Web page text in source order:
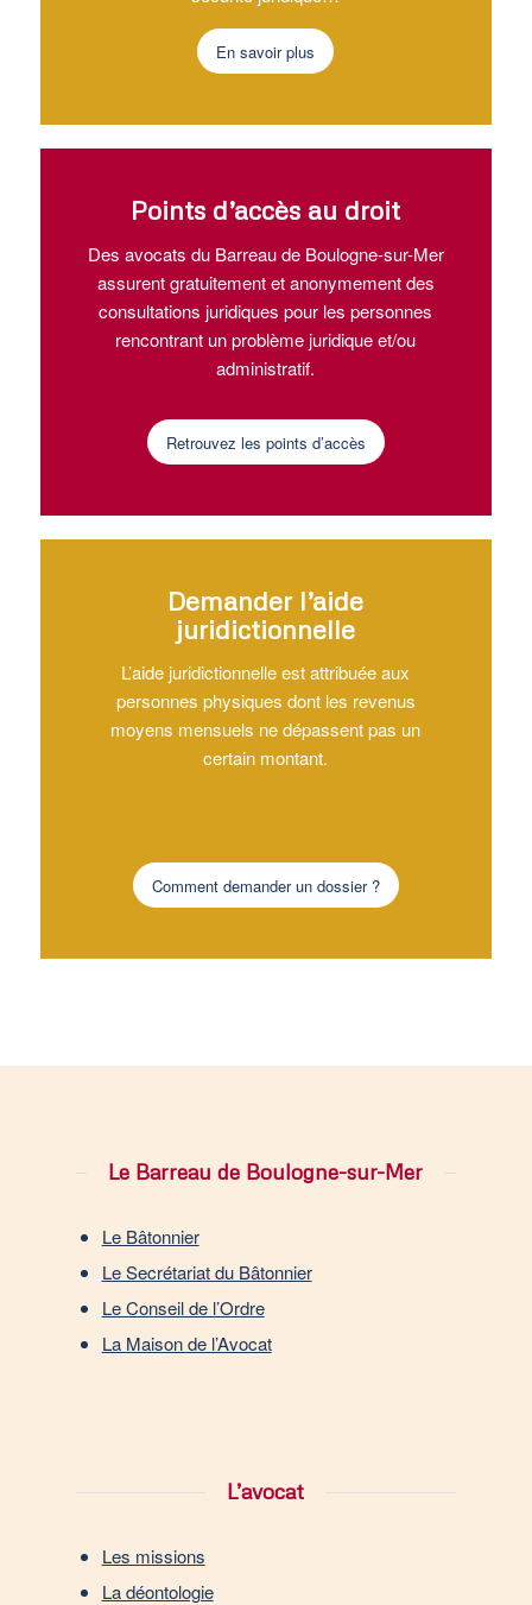
En savoir plus
Points d’accès au droit
Des avocats du Barreau de Boulogne-sur-Mer
assurent gratuitement et anonymement des
consultations juridiques pour les personnes
rencontrant un problème juridique et/ou
administratif.
Retrouvez les points d’accès
Demander l’aide
juridictionnelle
L’aide juridictionnelle est attribuée aux
personnes physiques dont les revenus
moyens mensuels ne dépassent pas un
certain montant.
Comment demander un dossier ?
Le Barreau de Boulogne-sur-Mer
Le Bâtonnier
Le Secrétariat du Bâtonnier
Le Conseil de l’Ordre
La Maison de l’Avocat
L’avocat
Les missions
La déontologie